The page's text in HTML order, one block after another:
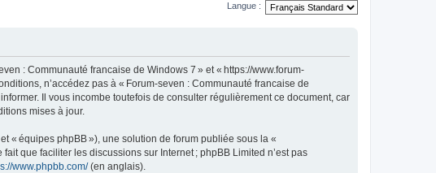
Langue :
: Communauté francaise de Windows 7 » et « https://www.forum-
n’accédez pas à « Forum-seven : Communauté francaise de
Il vous incombe toutefois de consulter régulièrement ce document, car
mises à jour.
« équipes phpBB »), une solution de forum publiée sous la «
que faciliter les discussions sur Internet ; phpBB Limited n’est pas
www.phpbb.com/(en anglais).